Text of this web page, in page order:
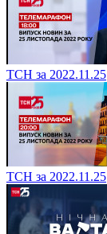
ТСН за 2022.11.25
ТСН за 2022.11.25